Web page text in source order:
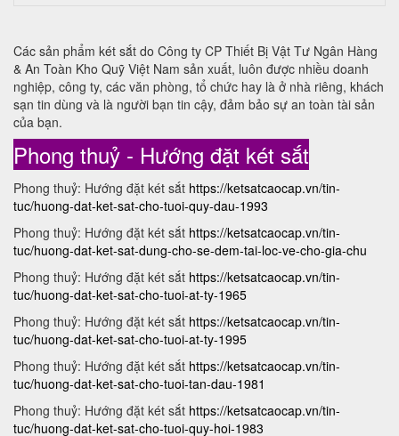
Các sản phẩm két sắt do Công ty CP Thiết Bị Vật Tư Ngân Hàng
& An Toàn Kho Quỹ Việt Nam sản xuất, luôn được nhiều doanh
nghiệp, công ty, các văn phòng, tổ chức hay là ở nhà riêng, khách
sạn tin dùng và là người bạn tin cậy, đảm bảo sự an toàn tài sản
của bạn.
Phong thuỷ - Hướng đặt két sắt
Phong thuỷ: Hướng đặt két sắt https://ketsatcaocap.vn/tin-
tuc/huong-dat-ket-sat-cho-tuoi-quy-dau-1993
Phong thuỷ: Hướng đặt két sắt https://ketsatcaocap.vn/tin-
tuc/huong-dat-ket-sat-dung-cho-se-dem-tai-loc-ve-cho-gia-chu
Phong thuỷ: Hướng đặt két sắt https://ketsatcaocap.vn/tin-
tuc/huong-dat-ket-sat-cho-tuoi-at-ty-1965
Phong thuỷ: Hướng đặt két sắt https://ketsatcaocap.vn/tin-
tuc/huong-dat-ket-sat-cho-tuoi-at-ty-1995
Phong thuỷ: Hướng đặt két sắt https://ketsatcaocap.vn/tin-
tuc/huong-dat-ket-sat-cho-tuoi-tan-dau-1981
Phong thuỷ: Hướng đặt két sắt https://ketsatcaocap.vn/tin-
tuc/huong-dat-ket-sat-cho-tuoi-quy-hoi-1983